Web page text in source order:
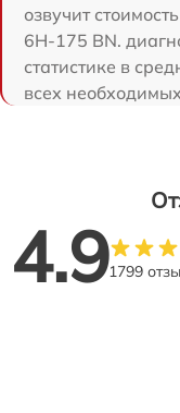
озвучит
6H-175 BN.
статистике в
всех
4.91799